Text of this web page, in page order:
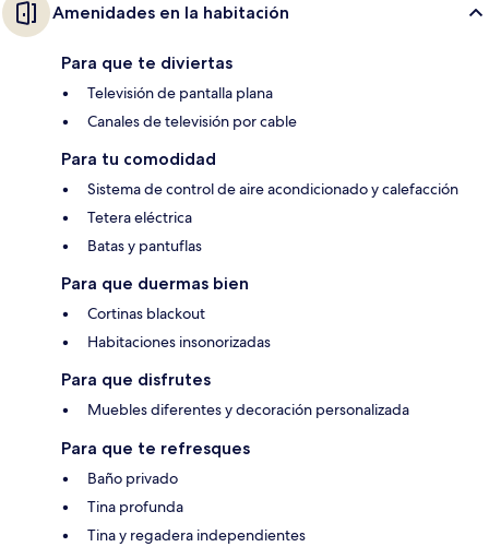
Amenidades en la habitación
Para que te diviertas
Televisión de pantalla plana
Canales de televisión por cable
Para tu comodidad
Sistema de control de aire acondicionado y calefacción
Tetera eléctrica
Batas y pantuflas
Para que duermas bien
Cortinas blackout
Habitaciones insonorizadas
Para que disfrutes
Muebles diferentes y decoración personalizada
Para que te refresques
Baño privado
Tina profunda
Tina y regadera independientes